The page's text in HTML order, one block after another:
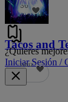
36
Tacos and
686
¿Quieres
Iniciar Sesión /